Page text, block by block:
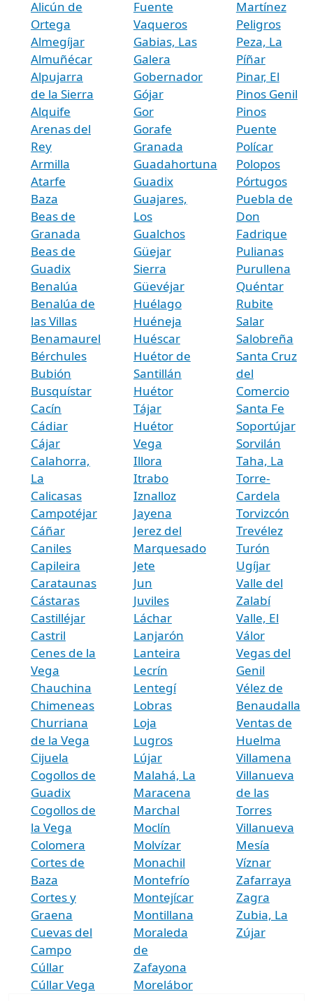
Alicún de
Ortega
Almegíjar
Almuñécar
Alpujarra
de la Sierra
Alquife
Arenas del
Rey
Armilla
Atarfe
Baza
Beas de
Granada
Beas de
Guadix
Benalúa
Benalúa de
las Villas
Benamaurel
Bérchules
Bubión
Busquístar
Cacín
Cádiar
Cájar
Calahorra,
La
Calicasas
Campotéjar
Cáñar
Caniles
Capileira
Carataunas
Cástaras
Castilléjar
Castril
Cenes de la
Vega
Chauchina
Chimeneas
Churriana
de la Vega
Cijuela
Cogollos de
Guadix
Cogollos de
la Vega
Colomera
Cortes de
Baza
Cortes y
Graena
Cuevas del
Campo
Cúllar
Cúllar Vega
Fuente
Vaqueros
Gabias, Las
Galera
Gobernador
Gójar
Gor
Gorafe
Granada
Guadahortuna
Guadix
Guajares,
Los
Gualchos
Güejar
Sierra
Güevéjar
Huélago
Huéneja
Huéscar
Huétor de
Santillán
Huétor
Tájar
Huétor
Vega
Illora
Itrabo
Iznalloz
Jayena
Jerez del
Marquesado
Jete
Jun
Juviles
Láchar
Lanjarón
Lanteira
Lecrín
Lentegí
Lobras
Loja
Lugros
Lújar
Malahá, La
Maracena
Marchal
Moclín
Molvízar
Monachil
Montefrío
Montejícar
Montillana
Moraleda
de
Zafayona
Morelábor
Martínez
Peligros
Peza, La
Píñar
Pinar, El
Pinos Genil
Pinos
Puente
Polícar
Polopos
Pórtugos
Puebla de
Don
Fadrique
Pulianas
Purullena
Quéntar
Rubite
Salar
Salobreña
Santa Cruz
del
Comercio
Santa Fe
Soportújar
Sorvilán
Taha, La
Torre-
Cardela
Torvizcón
Trevélez
Turón
Ugíjar
Valle del
Zalabí
Valle, El
Válor
Vegas del
Genil
Vélez de
Benaudalla
Ventas de
Huelma
Villamena
Villanueva
de las
Torres
Villanueva
Mesía
Víznar
Zafarraya
Zagra
Zubia, La
Zújar